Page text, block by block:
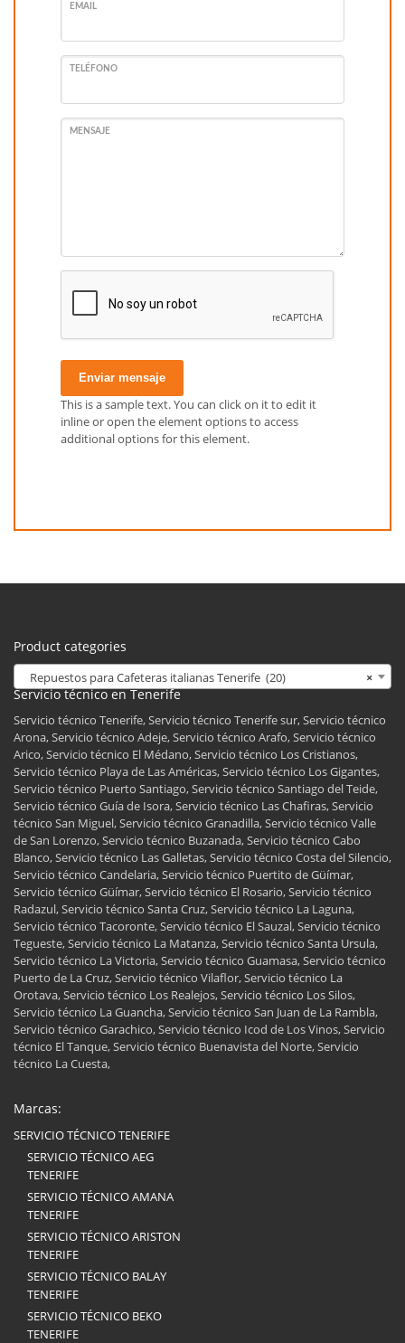
EMAIL
TELÉFONO
MENSAJE
Enviar mensaje
This is a sample text. You can click on it to edit it
inline or open the element options to access
additional options for this element.
Product categories
×
Repuestos para Cafeteras italianas Tenerife (20)
Servicio técnico en Tenerife
Servicio técnico Tenerife, Servicio técnico Tenerife sur, Servicio técnico
Arona, Servicio técnico Adeje, Servicio técnico Arafo, Servicio técnico
Arico, Servicio técnico El Médano, Servicio técnico Los Cristianos,
Servicio técnico Playa de Las Américas, Servicio técnico Los Gigantes,
Servicio técnico Puerto Santiago, Servicio técnico Santiago del Teide,
Servicio técnico Guía de Isora, Servicio técnico Las Chafiras, Servicio
técnico San Miguel, Servicio técnico Granadilla, Servicio técnico Valle
de San Lorenzo, Servicio técnico Buzanada, Servicio técnico Cabo
Blanco, Servicio técnico Las Galletas, Servicio técnico Costa del Silencio,
Servicio técnico Candelaria, Servicio técnico Puertito de Güímar,
Servicio técnico Güímar, Servicio técnico El Rosario, Servicio técnico
Radazul, Servicio técnico Santa Cruz, Servicio técnico La Laguna,
Servicio técnico Tacoronte, Servicio técnico El Sauzal, Servicio técnico
Tegueste, Servicio técnico La Matanza, Servicio técnico Santa Ursula,
Servicio técnico La Victoria, Servicio técnico Guamasa, Servicio técnico
Puerto de La Cruz, Servicio técnico Vilaflor, Servicio técnico La
Orotava, Servicio técnico Los Realejos, Servicio técnico Los Silos,
Servicio técnico La Guancha, Servicio técnico San Juan de La Rambla,
Servicio técnico Garachico, Servicio técnico Icod de Los Vinos, Servicio
técnico El Tanque, Servicio técnico Buenavista del Norte, Servicio
técnico La Cuesta,
Marcas:
SERVICIO TÉCNICO TENERIFE
SERVICIO TÉCNICO AEG
TENERIFE
SERVICIO TÉCNICO AMANA
TENERIFE
SERVICIO TÉCNICO ARISTON
TENERIFE
SERVICIO TÉCNICO BALAY
TENERIFE
SERVICIO TÉCNICO BEKO
TENERIFE